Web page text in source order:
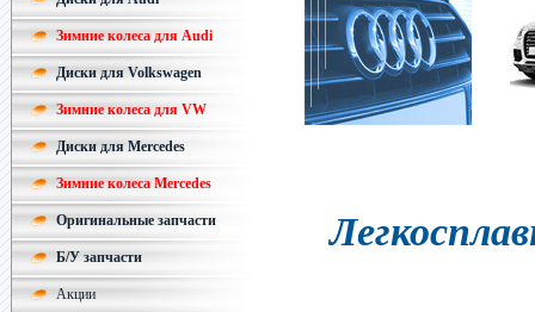
Зимние колеса для Audi
Диски для Volkswagen
Зимние колеса для VW
Диски для Mercedes
Зимние колеса Mercedes
Оригинальные запчасти
Б/У запчасти
Акции